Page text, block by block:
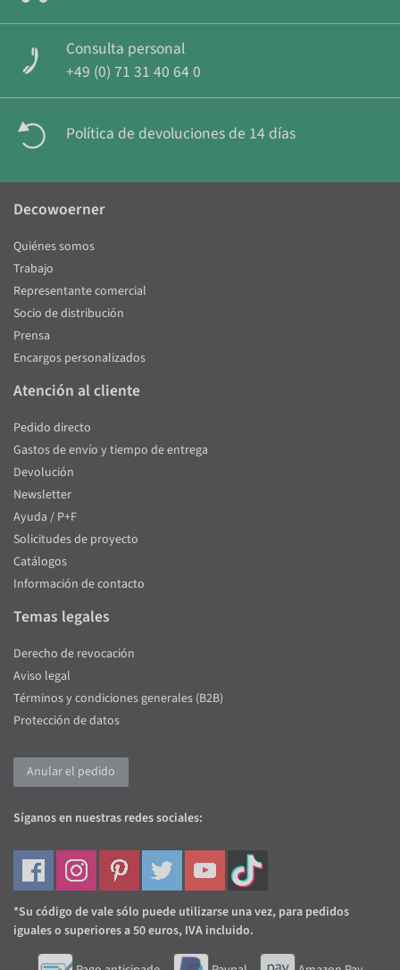
Consulta personal
+49 (0) 71 31 40 64 0
Política de devoluciones de 14 días
Decowoerner
Quiénes somos
Trabajo
Representante comercial
Socio de distribución
Prensa
Encargos personalizados
Atención al cliente
Pedido directo
Gastos de envío y tiempo de entrega
Devolución
Newsletter
Ayuda / P+F
Solicitudes de proyecto
Catálogos
Información de contacto
Temas legales
Derecho de revocación
Aviso legal
Términos y condiciones generales (B2B)
Protección de datos
Anular el pedido
Síganos en nuestras redes sociales:
*Su código de vale sólo puede utilizarse una vez, para pedidos
iguales o superiores a 50 euros, IVA incluido.